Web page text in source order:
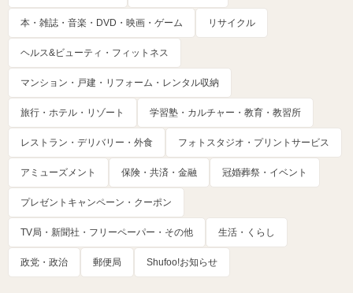
本・雑誌・音楽・DVD・映画・ゲーム リサイクル
ヘルス&ビューティ・フィットネス
マンション・戸建・リフォーム・レンタル収納
旅行・ホテル・リゾート 学習塾・カルチャー・教育・教習所
レストラン・デリバリー・外食 フォトスタジオ・プリントサービス
アミューズメント 保険・共済・金融 冠婚葬祭・イベント
プレゼントキャンペーン・クーポン
TV局・新聞社・フリーペーパー・その他 生活・くらし
政党・政治 郵便局 Shufoo!お知らせ